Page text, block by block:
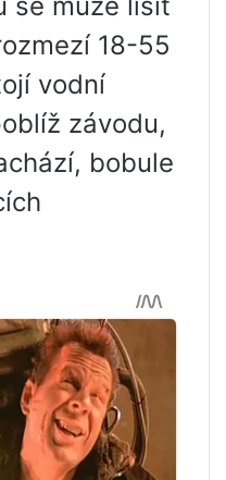
18-55
vodní
závodu,
bobule